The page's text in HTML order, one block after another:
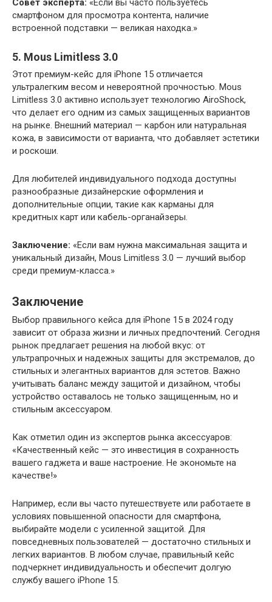
Совет эксперта: «Если вы часто пользуетесь
смартфоном для просмотра контента, наличие
встроенной подставки — великая находка.»
5. Mous Limitless 3.0
Этот премиум-кейс для iPhone 15 отличается
ультралегким весом и невероятной прочностью. Mous
Limitless 3.0 активно использует технологию AiroShock,
что делает его одним из самых защищенных вариантов
на рынке. Внешний материал — карбон или натуральная
кожа, в зависимости от варианта, что добавляет эстетики
и роскоши.
Для любителей индивидуального подхода доступны
разнообразные дизайнерские оформления и
дополнительные опции, такие как карманы для
кредитных карт или кабель-органайзеры.
Заключение: «Если вам нужна максимальная защита и
уникальный дизайн, Mous Limitless 3.0 — лучший выбор
среди премиум-класса.»
Заключение
Выбор правильного кейса для iPhone 15 в 2024 году
зависит от образа жизни и личных предпочтений. Сегодня
рынок предлагает решения на любой вкус: от
ультрапрочных и надежных защиты для экстремалов, до
стильных и элегантных вариантов для эстетов. Важно
учитывать баланс между защитой и дизайном, чтобы
устройство оставалось не только защищенным, но и
стильным аксессуаром.
Как отметил один из экспертов рынка аксессуаров:
«Качественный кейс — это инвестиция в сохранность
вашего гаджета и ваше настроение. Не экономьте на
качестве!»
Например, если вы часто путешествуете или работаете в
условиях повышенной опасности для смартфона,
выбирайте модели с усиленной защитой. Для
повседневных пользователей — достаточно стильных и
легких вариантов. В любом случае, правильный кейс
подчеркнет индивидуальность и обеспечит долгую
службу вашего iPhone 15.